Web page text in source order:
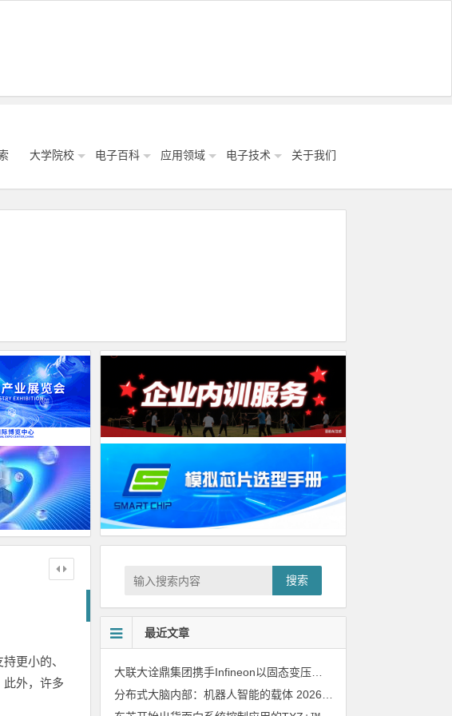
大学院校 电子百科 应用领域 电子技术 关于我们
更小的、
外，许多
搜索
最近文章
大联大诠鼎集团携手Infineon以固态变压器重构配电效率新标杆
分布式大脑内部：机器人智能的载体 2026年8月6日